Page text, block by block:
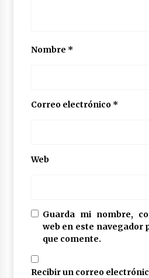
Nombre *
Correo electrónico *
Web
Guarda mi nombre,
web en este navegador
que comente.
Recibir un correo